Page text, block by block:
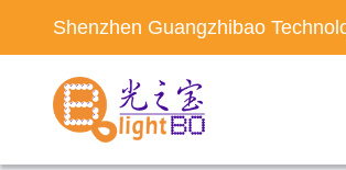
Shenzhen Guangzhibao